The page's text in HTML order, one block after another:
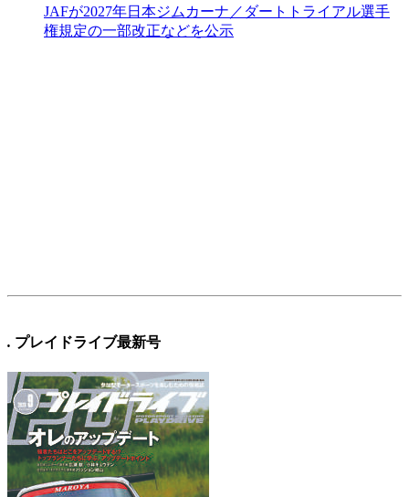
JAFが2027年日本ジムカーナ／ダートトライアル選手
権規定の一部改正などを公示
. プレイドライブ最新号